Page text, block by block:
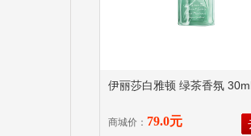
伊丽莎白雅顿 绿茶香氛
商城价： 79.0元